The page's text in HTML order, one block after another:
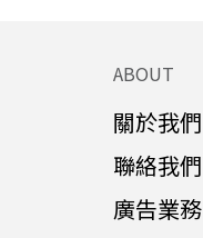
ABOUT
關於我們
聯絡我們
廣告業務